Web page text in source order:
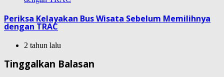
Periksa Kelayakan Bus Wisata Sebelum Memilihnya
dengan TRAC
2 tahun lalu
Tinggalkan Balasan